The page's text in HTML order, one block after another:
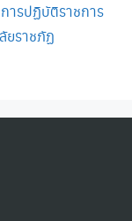
ารปฏิบัติราชการ
ยราชภัฏ